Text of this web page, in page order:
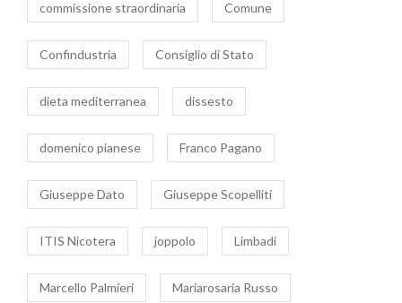
commissione straordinaria Comune
Confindustria Consiglio di Stato
dieta mediterranea dissesto
domenico pianese Franco Pagano
Giuseppe Dato Giuseppe Scopelliti
ITIS Nicotera joppolo Limbadi
Marcello Palmieri Mariarosaria Russo